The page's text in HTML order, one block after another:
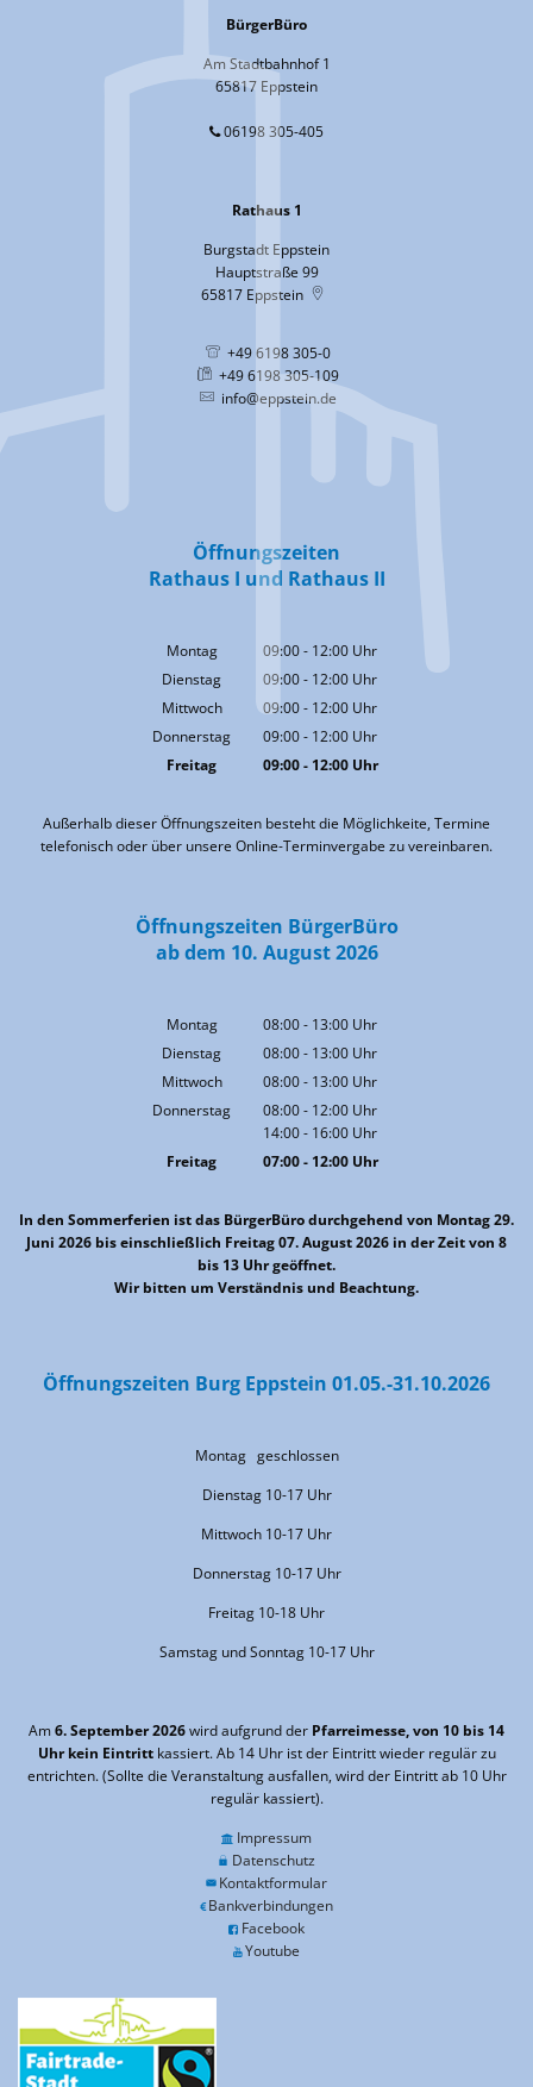
BürgerBüro
Am Stadtbahnhof 1
65817 Eppstein
06198 305-405
Rathaus 1
Burgstadt Eppstein
Hauptstraße 99
65817 Eppstein
+49 6198 305-0
+49 6198 305-109
info@eppstein.de
Öffnungszeiten
Rathaus I und Rathaus II
Montag 09:00- 12:00 Uhr
Von 09:00 bis 12:00 Uhr
Dienstag 09:00- 12:00 Uhr
Von 09:00 bis 12:00 Uhr
Mittwoch 09:00- 12:00 Uhr
Von 09:00 bis 12:00 Uhr
Donnerstag 09:00- 12:00 Uhr
Von 09:00 bis 12:00 Uhr
Freitag 09:00- 12:00Uhr
Außerhalb dieser Öffnungszeiten besteht die Möglichkeite, Termine
telefonisch oder über unsere Online-Terminvergabe zu vereinbaren.
Öffnungszeiten BürgerBüro
ab dem 10. August 2026
Montag 08:00- 13:00 Uhr
Von 08:00 bis 13:00 Uhr
Dienstag 08:00- 13:00 Uhr
Von 08:00 bis 13:00 Uhr
Mittwoch 08:00- 13:00 Uhr
Von 08:00 bis 13:00 Uhr
Donnerstag 08:00- 12:00 Uhr
Von 08:00 bis 12:00 Uhr
14:00- 16:00 Uhr
Von 14:00 bis 16:00 Uhr
Freitag 07:00- 12:00Uhr
In den Sommerferien ist das BürgerBüro durchgehend von Montag 29.
Juni 2026 bis einschließlich Freitag 07. August 2026 in der Zeit von 8
bis 13 Uhr geöffnet.
Wir bitten um Verständnis und Beachtung.
Öffnungszeiten Burg Eppstein 01.05.-31.10.2026
Montag geschlossen
Dienstag 10-17 Uhr
Mittwoch 10-17 Uhr
Donnerstag 10-17 Uhr
Freitag 10-18 Uhr
Samstag und Sonntag 10-17 Uhr
Am6. September 2026wird aufgrund der Pfarreimesse, von 10 bis 14
Uhr kein Eintrittkassiert. Ab 14 Uhr ist der Eintritt wieder regulär zu
entrichten. (Sollte die Veranstaltung ausfallen, wird der Eintritt ab 10 Uhr
regulär kassiert).
Impressum
Datenschutz
Kontaktformular
Bankverbindungen
Facebook
Youtube